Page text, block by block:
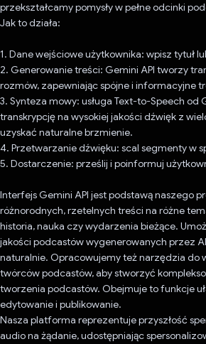
przekształcamy pomysły w pełne odcinki
Jak to działa:
1. Dane wejściowe użytkownika: wpisz tytuł
2. Generowanie treści: Gemini API tworzy
rozmów, zapewniając spójne i informacyjne
3. Synteza mowy: usługa Text-to-Speech od
transkrypcję na wysokiej jakości dźwięk z
uzyskać naturalne brzmienie.
4. Przetwarzanie dźwięku: scal segmenty w
5. Dostarczenie: prześlij i poinformuj
Interfejs Gemini API jest podstawą naszego
różnorodnych, rzetelnych treści na różne
historia, nauka czy wydarzenia bieżące.
jakości podcastów wygenerowanych przez
naturalnie. Opracowujemy też narzędzia do
twórców podcastów, aby stworzyć
tworzenia podcastów. Obejmuje to funkcje
edytowanie i publikowanie.
Nasza platforma reprezentuje przyszłość
audio na żądanie, udostępniając